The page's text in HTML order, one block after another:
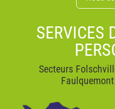
SERVICES
Secteurs